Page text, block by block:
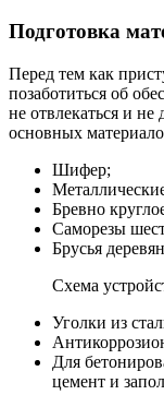
Подготовка
Перед тем как
позаботиться об
не отвлекаться и
основных
Шифер;
Бревно
Саморезы
Брусья
Схема
Уголки из
Для
цемент и